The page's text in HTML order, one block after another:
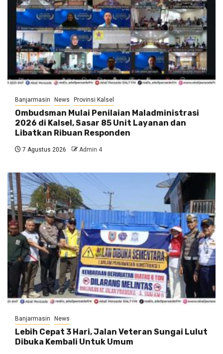
Banjarmasin News Provinsi Kalsel
Ombudsman Mulai Penilaian Maladministrasi
2026 di Kalsel, Sasar 85 Unit Layanan dan
Libatkan Ribuan Responden
7 Agustus 2026 Admin 4
Banjarmasin News
Lebih Cepat 3 Hari, Jalan Veteran Sungai Lulut
Dibuka Kembali Untuk Umum